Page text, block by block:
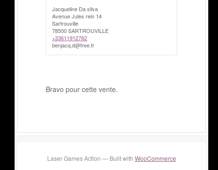
Jacqueline Da silva
Avenue Jules rein 14
Sartrouville
78500 SARTROUVILLE
+33611912762
benjacq.d@free.fr
Bravo pour cette vente.
Laser Games Action — Built with WooCommerce